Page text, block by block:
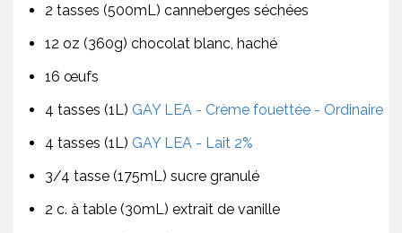
2 tasses (500mL) canneberges séchées
12 oz (360g) chocolat blanc, haché
16 œufs
4 tasses (1L) GAY LEA - Crème fouettée - Ordinaire
4 tasses (1L) GAY LEA - Lait 2%
3/4 tasse (175mL) sucre granulé
2 c. à table (30mL) extrait de vanille